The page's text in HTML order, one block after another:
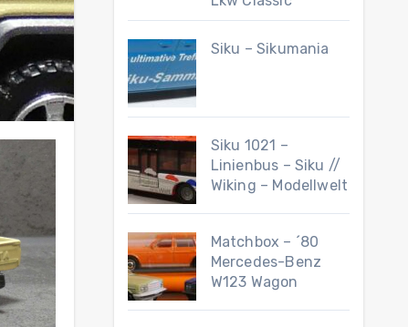
Siku – Sikumania
Siku 1021 –
Linienbus – Siku //
Wiking – Modellwelt
Matchbox – ´80
Mercedes-Benz
W123 Wagon